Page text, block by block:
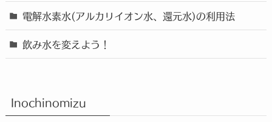
電解水素水(アルカリイオン水、還元水)の利用法
飲み水を変えよう！
Inochinomizu